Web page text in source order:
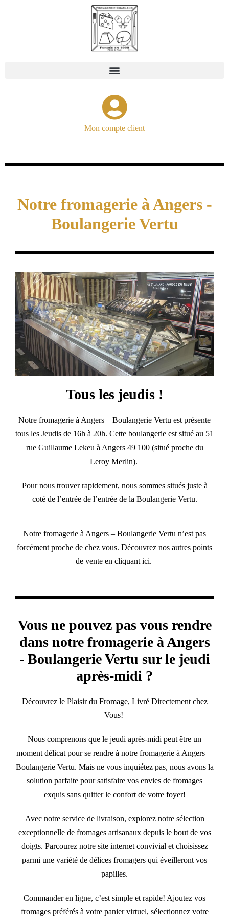
Mon compte client
Notre fromagerie à Angers -
Boulangerie Vertu
Tous les jeudis !
Notre fromagerie à Angers – Boulangerie Vertu est présente
tous les Jeudis de 16h à 20h. Cette boulangerie est situé au 51
rue Guillaume Lekeu à Angers 49 100 (situé proche du
Leroy Merlin).
Pour nous trouver rapidement, nous sommes situés juste à
coté de l’entrée de l’entrée de la Boulangerie Vertu.
Notre fromagerie à Angers – Boulangerie Vertu n’est pas
forcément proche de chez vous. Découvrez nos autres points
de vente en cliquant ici.
Vous ne pouvez pas vous rendre
dans notre fromagerie à Angers
- Boulangerie Vertu sur le jeudi
après-midi ?
Découvrez le Plaisir du Fromage, Livré Directement chez
Vous!
Nous comprenons que le jeudi après-midi peut être un
moment délicat pour se rendre à notre fromagerie à Angers –
Boulangerie Vertu. Mais ne vous inquiétez pas, nous avons la
solution parfaite pour satisfaire vos envies de fromages
exquis sans quitter le confort de votre foyer!
Avec notre service de livraison, explorez notre sélection
exceptionnelle de fromages artisanaux depuis le bout de vos
doigts. Parcourez notre site internet convivial et choisissez
parmi une variété de délices fromagers qui éveilleront vos
papilles.
Commander en ligne, c’est simple et rapide! Ajoutez vos
fromages préférés à votre panier virtuel, sélectionnez votre